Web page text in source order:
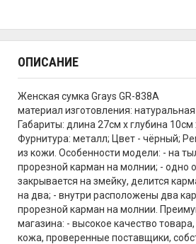
ОПИСАНИЕ
Женская сумка Grays GR-838A
материал изготовления:
Габариты: длина 27см х глубина
Фурнитура: металл; Цвет - чёрный;
из кожи. Особенности модели: - на
прорезной карман на молнии; - одно
закрывается на змейку, делится
на два; - внутри расположены два
прорезной карман на молнии.
магазина: - высокое качество
кожа, проверенные поставщики,